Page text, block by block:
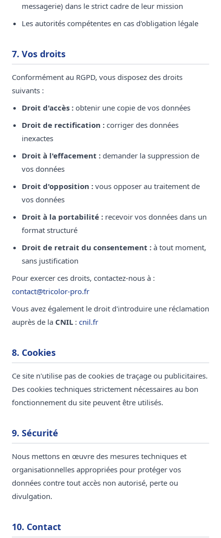
messagerie) dans le strict cadre de leur mission
Les autorités compétentes en cas d'obligation légale
7. Vos droits
Conformément au RGPD, vous disposez des droits
suivants :
Droit d'accès : obtenir une copie de vos données
Droit de rectification : corriger des données
inexactes
Droit à l'effacement : demander la suppression de
vos données
Droit d'opposition : vous opposer au traitement de
vos données
Droit à la portabilité : recevoir vos données dans un
format structuré
Droit de retrait du consentement : à tout moment,
sans justification
Pour exercer ces droits, contactez-nous à :
contact@tricolor-pro.fr
Vous avez également le droit d'introduire une réclamation
auprès de la CNIL : cnil.fr
8. Cookies
Ce site n'utilise pas de cookies de traçage ou publicitaires.
Des cookies techniques strictement nécessaires au bon
fonctionnement du site peuvent être utilisés.
9. Sécurité
Nous mettons en œuvre des mesures techniques et
organisationnelles appropriées pour protéger vos
données contre tout accès non autorisé, perte ou
divulgation.
10. Contact